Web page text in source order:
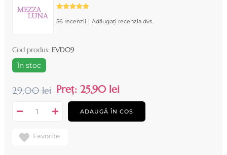
56 recenzii Adăugați recenzia dvs.
Cod produs: EVD09
În stoc
29,00 lei Preț: 25,90 lei
ADAUGĂ ÎN COȘ
Favorite